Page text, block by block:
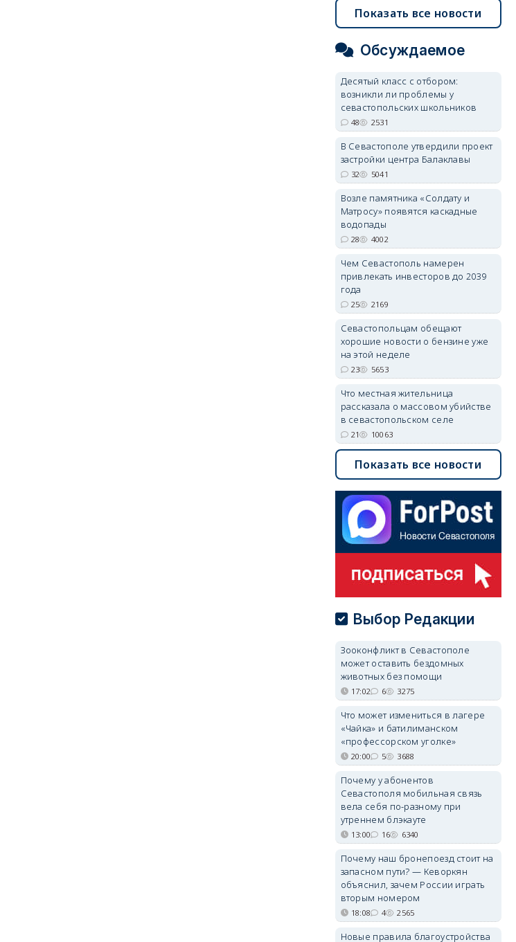
Показать все новости
Обсуждаемое
Десятый класс с отбором:
возникли ли проблемы у
севастопольских школьников
48 2531
В Севастополе утвердили проект
застройки центра Балаклавы
32 5041
Возле памятника «Солдату и
Матросу» появятся каскадные
водопады
28 4002
Чем Севастополь намерен
привлекать инвесторов до 2039
года
25 2169
Севастопольцам обещают
хорошие новости о бензине уже
на этой неделе
23 5653
Что местная жительница
рассказала о массовом убийстве
в севастопольском селе
21 10063
Показать все новости
Выбор Редакции
Зооконфликт в Севастополе
может оставить бездомных
животных без помощи
17:02 6 3275
Что может измениться в лагере
«Чайка» и батилиманском
«профессорском уголке»
20:00 5 3688
Почему у абонентов
Севастополя мобильная связь
вела себя по-разному при
утреннем блэкауте
13:00 16 6340
Почему наш бронепоезд стоит на
запасном пути? — Кеворкян
объяснил, зачем России играть
вторым номером
18:08 4 2565
Новые правила благоустройства